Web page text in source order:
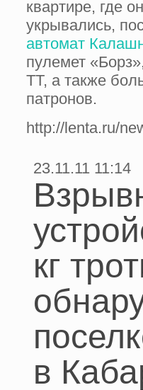
квартире, где
укрывались,
автомат
пулемет
ТТ, а также
патронов.
http://lenta.ru/
23.11.11 11:14
кг
в